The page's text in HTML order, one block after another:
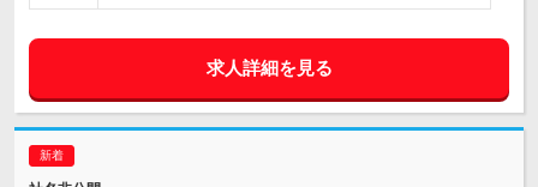
求人詳細を見る